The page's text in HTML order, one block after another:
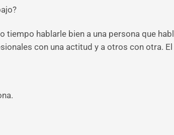
hablarle bien a una persona que
con una actitud y a otros con otra.